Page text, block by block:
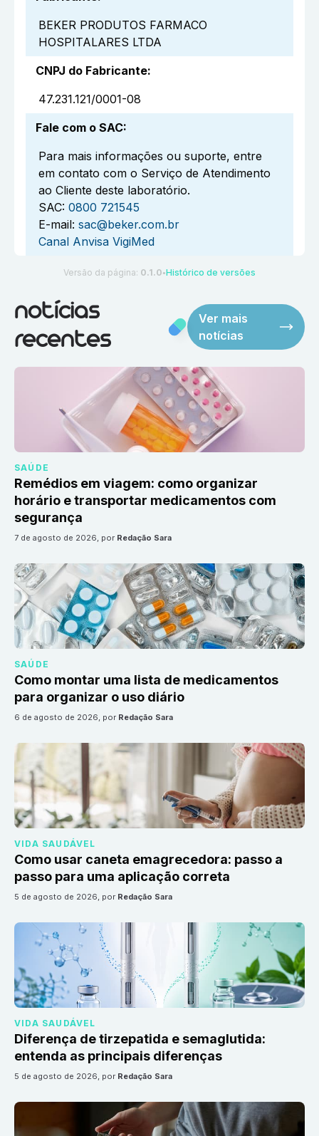
BEKER PRODUTOS FARMACO
HOSPITALARES LTDA
CNPJ do Fabricante:
47.231.121/0001-08
Fale com o SAC:
Para mais informações ou suporte, entre
em contato com o Serviço de Atendimento
ao Cliente deste laboratório.
SAC: 0800 721545
E-mail: sac@beker.com.br
Canal Anvisa VigiMed
Versão da página: 0.1.0 ●Histórico de versões
notícias
recentes
Ver mais
notícias
SAÚDE
Remédios em viagem: como organizar
horário e transportar medicamentos com
segurança
7 de agosto de 2026, por Redação Sara
SAÚDE
Como montar uma lista de medicamentos
para organizar o uso diário
6 de agosto de 2026, por Redação Sara
VIDA SAUDÁVEL
Como usar caneta emagrecedora: passo a
passo para uma aplicação correta
5 de agosto de 2026, por Redação Sara
VIDA SAUDÁVEL
Diferença de tirzepatida e semaglutida:
entenda as principais diferenças
5 de agosto de 2026, por Redação Sara